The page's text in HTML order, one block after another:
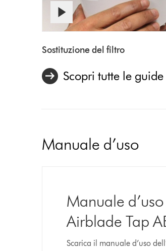
Transcript
video
Sostituzione del filtro
Scopri tutte le
Manuale d’uso
Manuale
Airblade Tap
Scarica il manuale d’uso